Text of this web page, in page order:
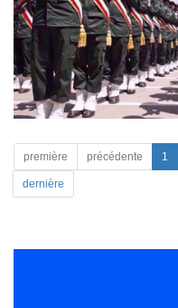
première précédente 1
dernière